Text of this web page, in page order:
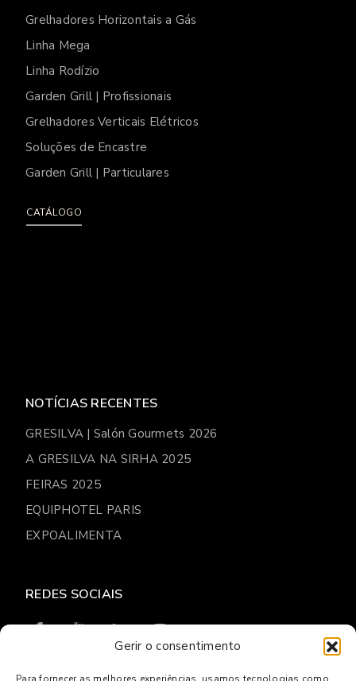
Gerir o consentimento
Grelhadores Horizontais a Gás
Linha Mega
Linha Rodízio
Garden Grill | Profissionais
Grelhadores Verticais Elétricos
Soluções de Encastre
Garden Grill | Particulares
CATÁLOGO
NOTÍCIAS RECENTES
GRESILVA | Salón Gourmets 2026
A GRESILVA NA SIRHA 2025
FEIRAS 2025
EQUIPHOTEL PARIS
EXPOALIMENTA
REDES SOCIAIS